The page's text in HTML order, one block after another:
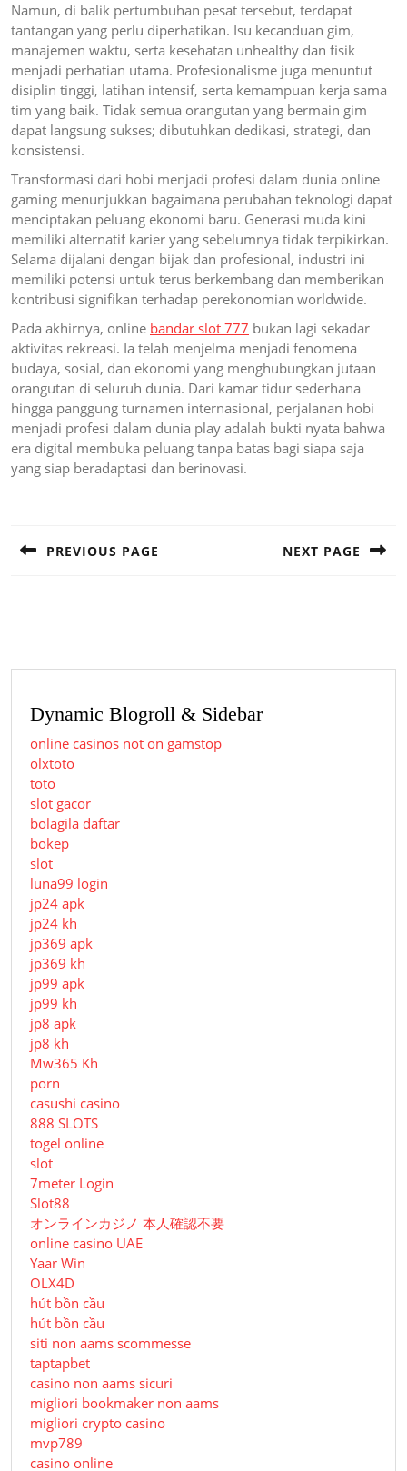
Namun, di balik pertumbuhan pesat tersebut, terdapat
tantangan yang perlu diperhatikan. Isu kecanduan gim,
manajemen waktu, serta kesehatan unhealthy dan fisik
menjadi perhatian utama. Profesionalisme juga menuntut
disiplin tinggi, latihan intensif, serta kemampuan kerja sama
tim yang baik. Tidak semua orangutan yang bermain gim
dapat langsung sukses; dibutuhkan dedikasi, strategi, dan
konsistensi.
Transformasi dari hobi menjadi profesi dalam dunia online
gaming menunjukkan bagaimana perubahan teknologi dapat
menciptakan peluang ekonomi baru. Generasi muda kini
memiliki alternatif karier yang sebelumnya tidak terpikirkan.
Selama dijalani dengan bijak dan profesional, industri ini
memiliki potensi untuk terus berkembang dan memberikan
kontribusi signifikan terhadap perekonomian worldwide.
Pada akhirnya, online bandar slot 777 bukan lagi sekadar
aktivitas rekreasi. Ia telah menjelma menjadi fenomena
budaya, sosial, dan ekonomi yang menghubungkan jutaan
orangutan di seluruh dunia. Dari kamar tidur sederhana
hingga panggung turnamen internasional, perjalanan hobi
menjadi profesi dalam dunia play adalah bukti nyata bahwa
era digital membuka peluang tanpa batas bagi siapa saja
yang siap beradaptasi dan berinovasi.
PREVIOUS PAGE NEXT PAGE
Dynamic Blogroll & Sidebar
online casinos not on gamstop
olxtoto
toto
slot gacor
bolagila daftar
bokep
slot
luna99 login
jp24 apk
jp24 kh
jp369 apk
jp369 kh
jp99 apk
jp99 kh
jp8 apk
jp8 kh
Mw365 Kh
porn
casushi casino
888 SLOTS
togel online
slot
7meter Login
Slot88
オンラインカジノ 本人確認不要
online casino UAE
Yaar Win
OLX4D
hút bồn cầu
hút bồn cầu
siti non aams scommesse
taptapbet
casino non aams sicuri
migliori bookmaker non aams
migliori crypto casino
mvp789
casino online